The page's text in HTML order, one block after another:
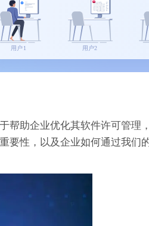
帮助企业优化其软件许可管理
要性，以及企业如何通过我们